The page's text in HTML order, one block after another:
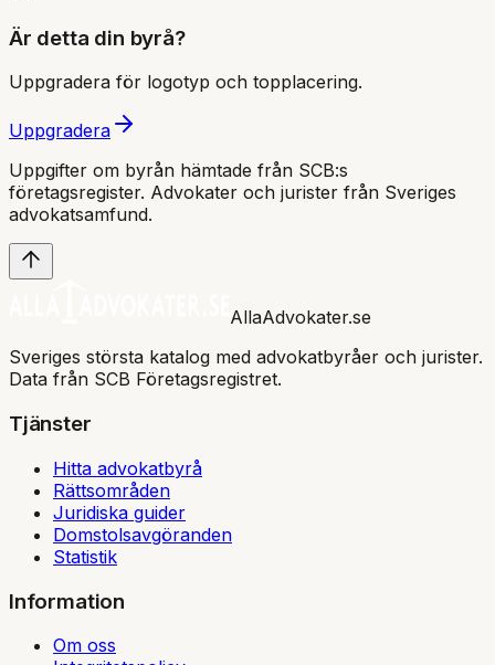
Är detta din byrå?
Uppgradera för logotyp och topplacering.
Uppgradera
Uppgifter om byrån hämtade från SCB:s
företagsregister. Advokater och jurister från Sveriges
advokatsamfund.
AllaAdvokater.se
Sveriges största katalog med advokatbyråer och jurister.
Data från SCB Företagsregistret.
Tjänster
Hitta advokatbyrå
Rättsområden
Juridiska guider
Domstolsavgöranden
Statistik
Information
Om oss